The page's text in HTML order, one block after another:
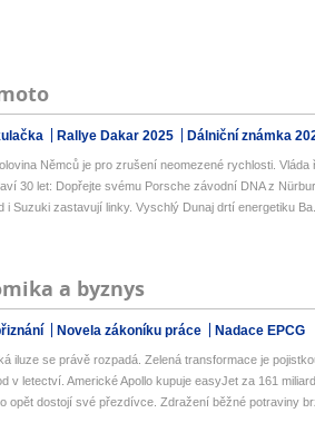
Rallye Dakar 2025 Dálniční známka
Němců je pro zrušení neomezené rychlosti. Vláda
30 let: Dopřejte svému Porsche závodní DNA z
i Suzuki zastavují linky. Vyschlý Dunaj drtí energetiku
a byznys
Novela zákoníku práce Nadace EPCG
iluze se právě rozpadá. Zelená transformace je
v letectví. Americké Apollo kupuje easyJet za 161
opět dostojí své přezdívce. Zdražení běžné potraviny